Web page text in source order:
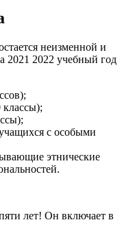
неизменной и
2021 2022 учебный год
классы);
с особыми
этнические
лет! Он включает в